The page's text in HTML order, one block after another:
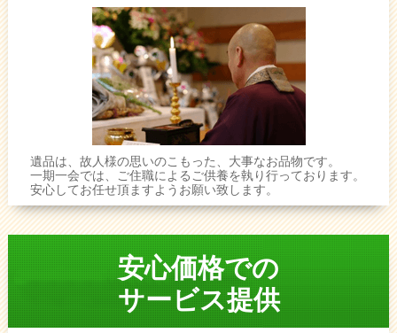
遺品は、故人様の思いのこもった、大事なお品物です。
一期一会では、ご住職によるご供養を執り行っております。
安心してお任せ頂ますようお願い致します。
安心価格での
サービス提供